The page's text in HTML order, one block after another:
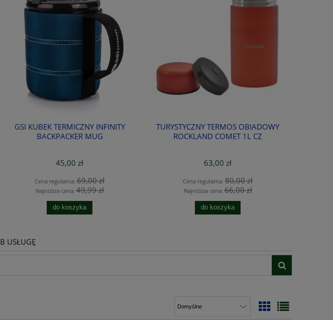
GSI KUBEK TERMICZNY INFINITY
BACKPACKER MUG
45,00 zł
Cena regularna: 69,00 zł
Najniższa cena:49,99 zł
do koszyka
TURYSTYCZNY TERMOS OBIADOWY
ROCKLAND COMET 1L CZ
63,00 zł
Cena regularna: 80,00 zł
Najniższa cena:66,00 zł
do koszyka
USŁUGĘ